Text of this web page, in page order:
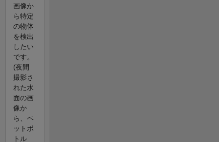
画像か
ら特定
の物体
を検出
したい
です。
(夜間
撮影さ
れた水
面の画
像か
ら、ペ
ットボ
トル